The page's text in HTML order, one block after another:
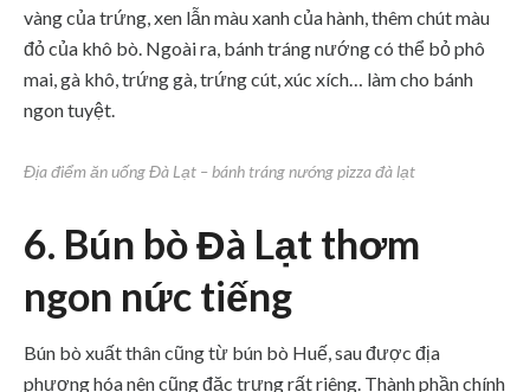
vàng của trứng, xen lẫn màu xanh của hành, thêm chút màu
đỏ của khô bò. Ngoài ra, bánh tráng nướng có thể bỏ phô
mai, gà khô, trứng gà, trứng cút, xúc xích… làm cho bánh
ngon tuyệt.
Địa điểm ăn uống Đà Lạt – bánh tráng nướng pizza đà lạt
6. Bún bò Đà Lạt thơm
ngon nức tiếng
Bún bò xuất thân cũng từ bún bò Huế, sau được địa
phương hóa nên cũng đặc trưng rất riêng. Thành phần chính